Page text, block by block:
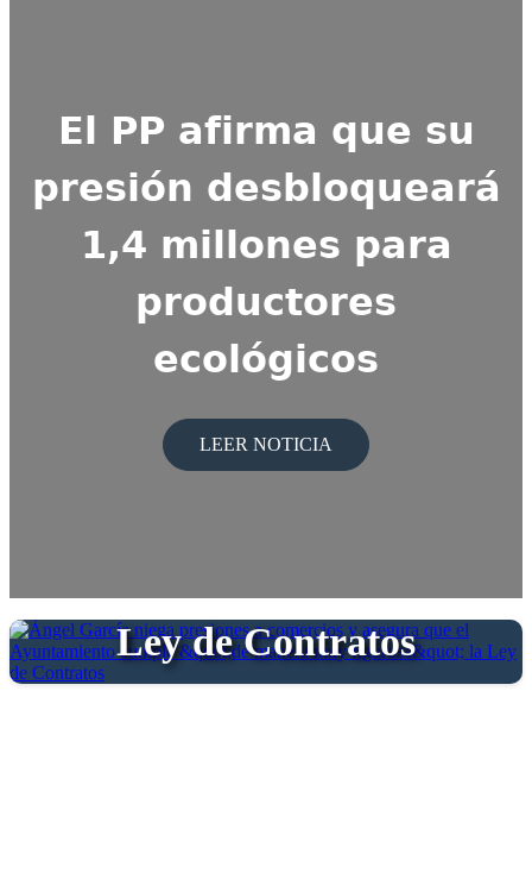
El PP afirma que su
presión desbloqueará
1,4 millones para
productores
ecológicos
LEER NOTICIA
Ángel García niega
asegura que el
Ley de Contratos